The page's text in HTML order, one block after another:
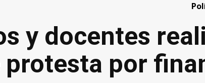
y docentes
protesta por